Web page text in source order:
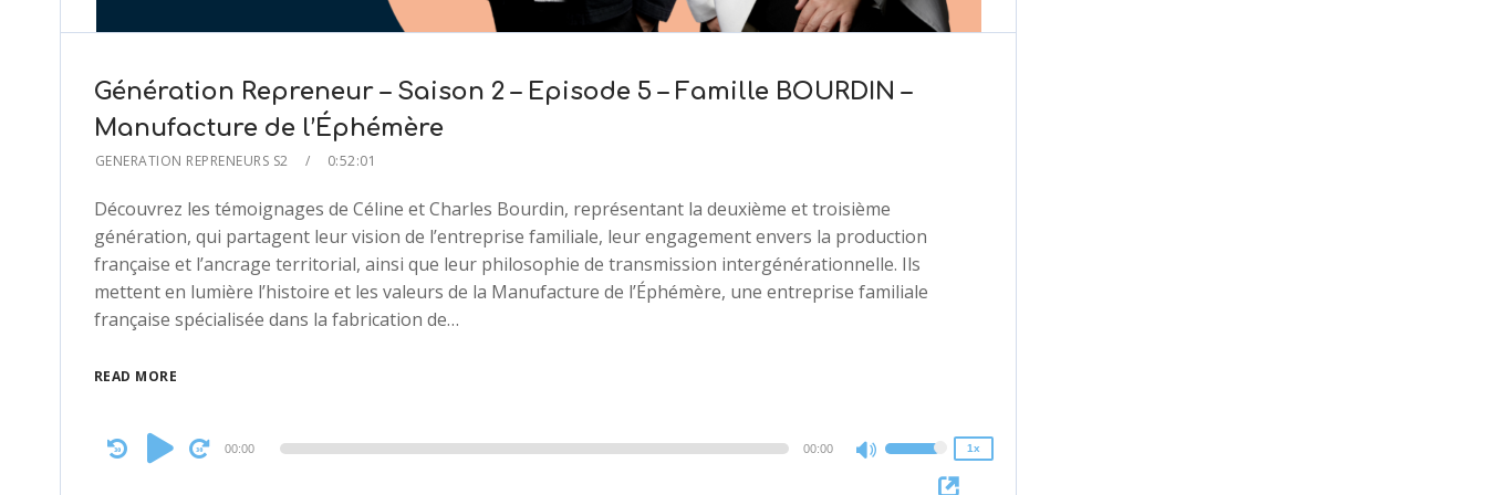
Génération Repreneur – Saison 2 – Episode 5 – Famille BOURDIN –
Manufacture de l’Éphémère
GENERATION REPRENEURS S2 0:52:01
Découvrez les témoignages de Céline et Charles Bourdin, représentant la deuxième et troisième
génération, qui partagent leur vision de l’entreprise familiale, leur engagement envers la production
française et l’ancrage territorial, ainsi que leur philosophie de transmission intergénérationnelle. Ils
mettent en lumière l’histoire et les valeurs de la Manufacture de l’Éphémère, une entreprise familiale
française spécialisée dans la fabrication de…
READ MORE
Audio
Player
00:00 00:00
Use
Up/Down
1x